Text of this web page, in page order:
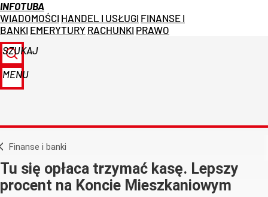
INFOTUBA
WIADOMOŚCI HANDEL I USŁUGI FINANSE I
BANKI EMERYTURY RACHUNKI PRAWO
SZUKAJ
MENU
Finanse i banki
Tu się opłaca trzymać kasę. Lepszy
procent na Koncie Mieszkaniowym